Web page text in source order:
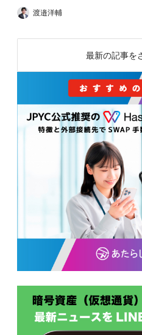
渡邉洋輔
最新の記事を